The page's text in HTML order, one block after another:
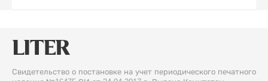
Свидетельство о постановке на учет периодического печатного